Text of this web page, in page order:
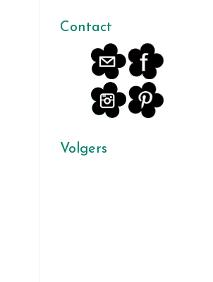
Contact
Volgers